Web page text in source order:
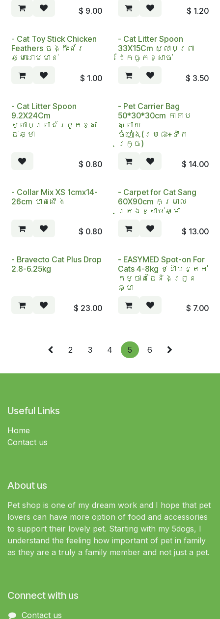
$ 9.00 $ 1.20
- Cat Toy Stick Chicken
Feathers ចង្កឹះជ័រ
ឆ្មារោមមាន់
$ 1.00
- Cat Litter Spoon
33X15Cm ស្លាបព្រា
ដែកចូកខ្សាច់
$ 3.50
- Cat Litter Spoon
9.2X24Cm
ស្លាបព្រាជ័រចូកខ្សា
ច់ឆ្មា
$ 0.80
- Pet Carrier Bag
50*30*30cm កាតាប
ស្ពាយ
ចំហៀង(ប្រផេះ+ទឹក
ក្រូច)
$ 14.00
- Collar​ Mix XS 1cmx14-
26cm បាតជើង
$ 0.80
- Carpet for Cat Sang​
60X90cm កម្រាល
ត្រងខ្សាច់ឆ្មា
$ 13.00
- Bravecto Cat Plus Drop
2.8-6.25kg
$ 23.00
- EASYMED Spot-on For
Cats 4-8kg ថ្នាំបន្តក់
កម្ចាត់ចៃនិងព្រូន
ឆ្មា
$ 7.00
2 3 4 5 6
Useful Links
Home
Contact us
About us
Pet shop is one of my dream work and I hope that pet
lovers can have more option of food and accessories
to support their lovely pet. Starting with my 5dogs, I
understand the feeling how important of pet in family
as they are a truly a family member and not just a pet.
Connect with us
Contact us